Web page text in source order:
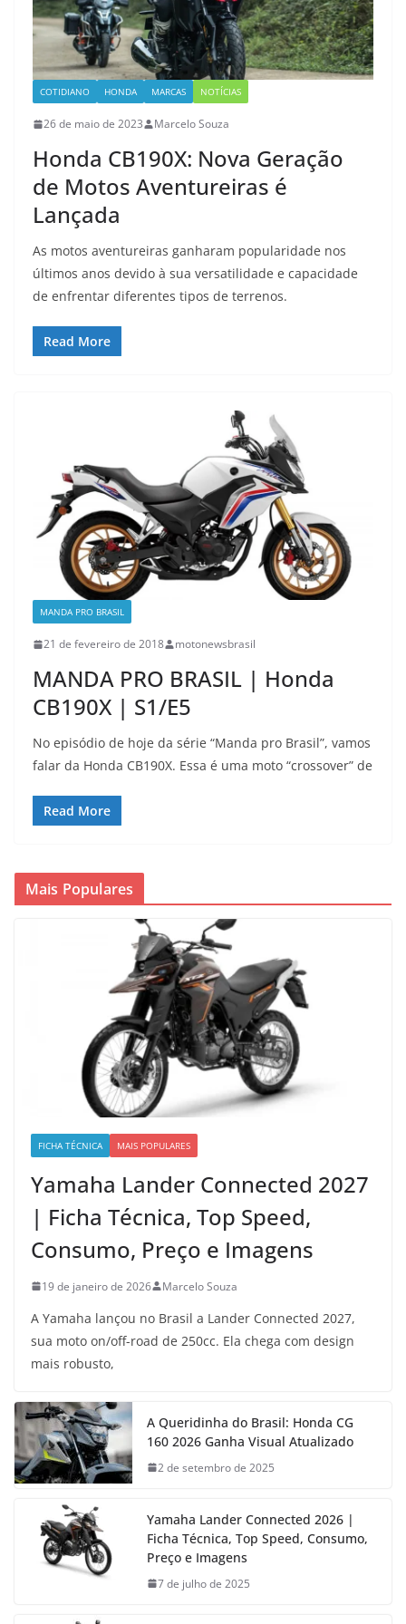
COTIDIANO HONDA MARCAS NOTÍCIAS
26 de maio de 2023 Marcelo Souza
Honda CB190X: Nova Geração
de Motos Aventureiras é
Lançada
As motos aventureiras ganharam popularidade nos
últimos anos devido à sua versatilidade e capacidade
de enfrentar diferentes tipos de terrenos.
Read More
MANDA PRO BRASIL
21 de fevereiro de 2018 motonewsbrasil
MANDA PRO BRASIL | Honda
CB190X | S1/E5
No episódio de hoje da série “Manda pro Brasil”, vamos
falar da Honda CB190X. Essa é uma moto “crossover” de
Read More
Mais Populares
FICHA TÉCNICA MAIS POPULARES
Yamaha Lander Connected 2027
| Ficha Técnica, Top Speed,
Consumo, Preço e Imagens
19 de janeiro de 2026 Marcelo Souza
A Yamaha lançou no Brasil a Lander Connected 2027,
sua moto on/off-road de 250cc. Ela chega com design
mais robusto,
A Queridinha do Brasil: Honda CG
160 2026 Ganha Visual Atualizado
2 de setembro de 2025
Yamaha Lander Connected 2026 |
Ficha Técnica, Top Speed, Consumo,
Preço e Imagens
7 de julho de 2025